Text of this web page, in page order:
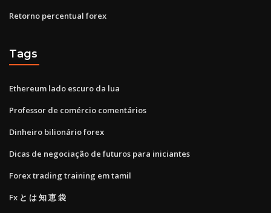
Retorno percentual forex
Tags
Ethereum lado escuro da lua
Professor de comércio comentários
Dinheiro bilionário forex
Dicas de negociação de futuros para iniciantes
Forex trading training em tamil
Fx と は 知 恵 袋